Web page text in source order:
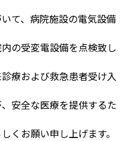
て、病院施設の電気設備
の受変電設備を点検致し
療および救急患者受け入
安全な医療を提供するた
くお願い申し上げます。